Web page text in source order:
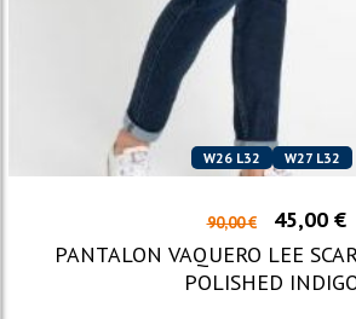
W26 L32 W27 L32
90,00 €
45,00 €
PANTALON VAQUERO LEE
POLISHED